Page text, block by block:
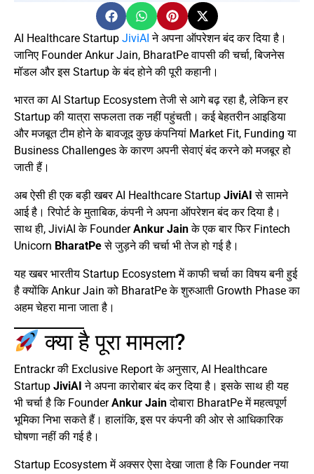
AI Healthcare Startup JiviAI ने अपना ऑपरेशन बंद कर दिया है।
जानिए Founder Ankur Jain, BharatPe वापसी की चर्चा, बिजनेस
मॉडल और इस Startup के बंद होने की पूरी कहानी।
भारत का AI Startup Ecosystem तेजी से आगे बढ़ रहा है, लेकिन हर
Startup की यात्रा सफलता तक नहीं पहुंचती। कई बेहतरीन आइडिया
और मजबूत टीम होने के बावजूद कुछ कंपनियां Market Fit, Funding या
Business Challenges के कारण अपनी सेवाएं बंद करने को मजबूर हो
जाती हैं।
अब ऐसी ही एक बड़ी खबर AI Healthcare Startup JiviAI से सामने
आई है। रिपोर्ट के मुताबिक, कंपनी ने अपना ऑपरेशन बंद कर दिया है।
साथ ही, JiviAI के FounderAnkur Jainके एक बार फिर Fintech
Unicorn BharatPeसे जुड़ने की चर्चा भी तेज हो गई है।
यह खबर भारतीय Startup Ecosystem में काफी चर्चा का विषय बनी हुई
है क्योंकि Ankur Jain को BharatPe के शुरुआती Growth Phase का
अहम चेहरा माना जाता है।
क्या है पूरा मामला?
Entrackr की Exclusive Report के अनुसार, AI Healthcare
Startup JiviAI ने अपना कारोबार बंद कर दिया है। इसके साथ ही यह
भी चर्चा है कि FounderAnkur Jainदोबारा BharatPe में महत्वपूर्ण
भूमिका निभा सकते हैं। हालांकि, इस पर कंपनी की ओर से आधिकारिक
घोषणा नहीं की गई है।
Startup Ecosystem में अक्सर ऐसा देखा जाता है कि Founder नया